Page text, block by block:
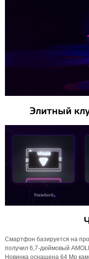
Элитный
Смартфон базируется на
получил 6,7-дюймовый
Новинка оснащена 64 Мр